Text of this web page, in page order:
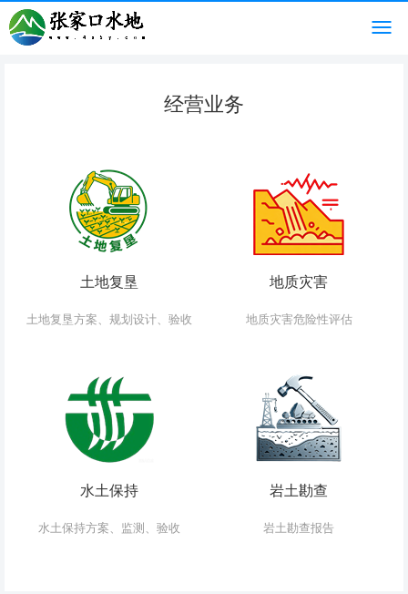
经营业务
土地复垦
土地复垦方案、规划设计、验收
地质灾害
地质灾害危险性评估
水土保持
水土保持方案、监测、验收
岩土勘查
岩土勘查报告